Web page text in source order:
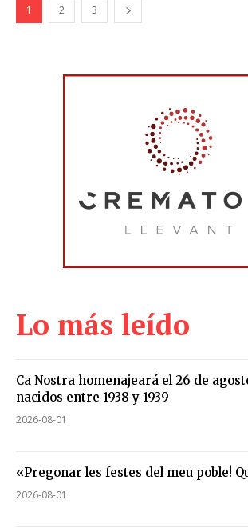
1 2 3
Lo más leído
Ca Nostra homenajeará el 26 de
nacidos entre 1938 y 1939
2026-08-01
«Pregonar les festes del meu poble!
2026-08-01